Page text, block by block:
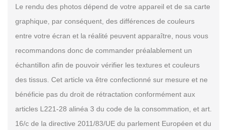
Le rendu des photos dépend de votre appareil et de sa carte
graphique, par conséquent, des différences de couleurs
entre votre écran et la réalité peuvent apparaître, nous vous
recommandons donc de commander préalablement un
échantillon afin de pouvoir vérifier les textures et couleurs
des tissus. Cet article va être confectionné sur mesure et ne
bénéficie pas du droit de rétractation conformément aux
articles L221-28 alinéa 3 du code de la consommation, et art.
16/c de la directive 2011/83/UE du parlement Européen et du